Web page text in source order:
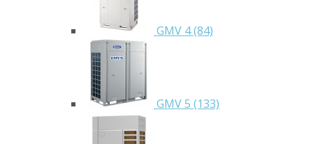
GMV 4 (84)
GMV 5 (133)